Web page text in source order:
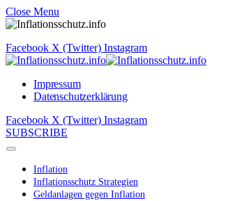
Close Menu
Facebook X (Twitter) Instagram
Impressum
Datenschutzerklärung
Facebook X (Twitter) Instagram
SUBSCRIBE
Inflation
Inflationsschutz Strategien
Geldanlagen gegen Inflation